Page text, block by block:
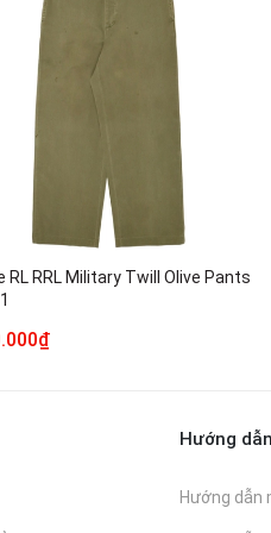
RL RRL Military Twill Olive Pants
Hướng dẫn
Hướng dẫn